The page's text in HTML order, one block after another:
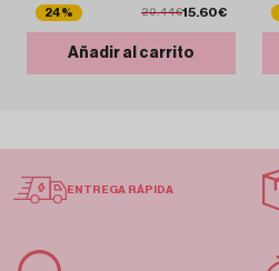
24% 20.44€15.60€
Añadir al carrito
ENTREGA RÁPIDA